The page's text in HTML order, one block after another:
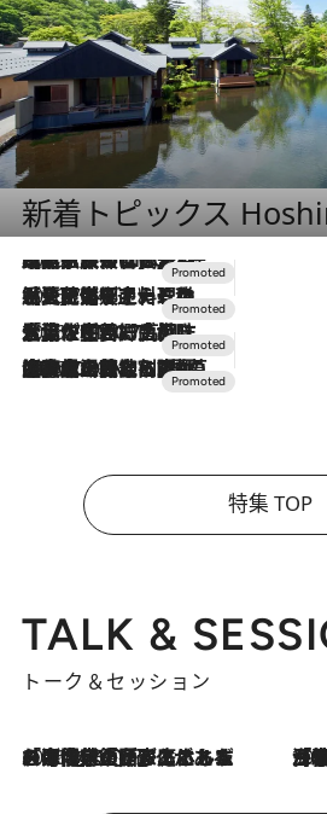
新着トピックス
2026.7.31
【ホテル帰省】という選択肢をOMOが提案。家族とほどよい距離を保つには「昼は実家、夜は気兼ねなくホテルで！」
2026.7.24
【夏限定ディナーコース】旬を迎える稚鮎や花ズッキーニなどをイタリア・トスカーナの郷土料理の手法で満喫！
2026.7.17
「土佐和ハーブかき氷」がOMO7高知に登場！生姜、山椒、大葉など目にも舌にも涼を呼ぶ郷土の味
2026.7.10
NEW OPEN！【界 草津】名湯の地に誕生。趣の異なる2種の温泉と上州ならではの会席・蕎麦割烹など美食を味わう究極の癒やし旅
特集 TOP
TALK &
トーク＆セッション
2026.8.3
「今後値上げがあるとすれば…」「リスクがあるのは今年の冬」エネルギー専門家が語る、ホルムズ海峡封鎖が家庭にもたらす“ある心配” 「住宅建てられない…」「サーチ